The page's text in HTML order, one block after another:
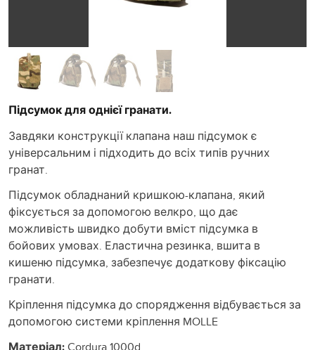
Підсумок для однієї гранати.
Завдяки конструкції клапана наш підсумок є
універсальним і підходить до всіх типів ручних
гранат.
Підсумок обладнаний кришкою-клапана, який
фіксується за допомогою велкро, що дає
можливість швидко добути вміст підсумка в
бойових умовах. Еластична резинка, вшита в
кишеню підсумка, забезпечує додаткову фіксацію
гранати.
Кріплення підсумка до спорядження відбувається за
допомогою системи кріплення MOLLE
Матеріал:Cordura 1000d